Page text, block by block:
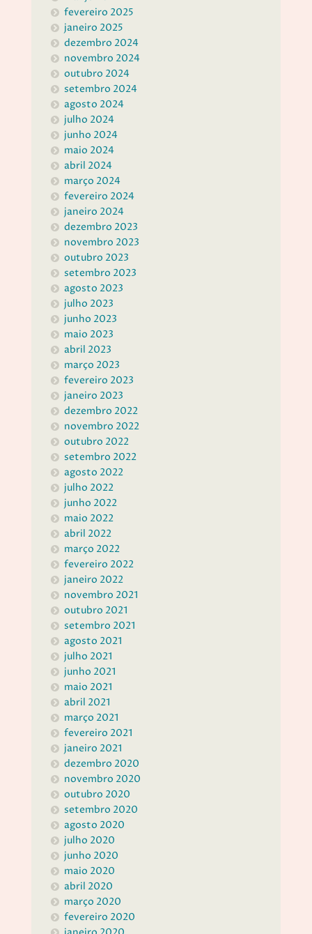
fevereiro 2025
janeiro 2025
dezembro 2024
novembro 2024
outubro 2024
setembro 2024
agosto 2024
julho 2024
junho 2024
maio 2024
abril 2024
março 2024
fevereiro 2024
janeiro 2024
dezembro 2023
novembro 2023
outubro 2023
setembro 2023
agosto 2023
julho 2023
junho 2023
maio 2023
abril 2023
março 2023
fevereiro 2023
janeiro 2023
dezembro 2022
novembro 2022
outubro 2022
setembro 2022
agosto 2022
julho 2022
junho 2022
maio 2022
abril 2022
março 2022
fevereiro 2022
janeiro 2022
novembro 2021
outubro 2021
setembro 2021
agosto 2021
julho 2021
junho 2021
maio 2021
abril 2021
março 2021
fevereiro 2021
janeiro 2021
dezembro 2020
novembro 2020
outubro 2020
setembro 2020
agosto 2020
julho 2020
junho 2020
maio 2020
abril 2020
março 2020
fevereiro 2020